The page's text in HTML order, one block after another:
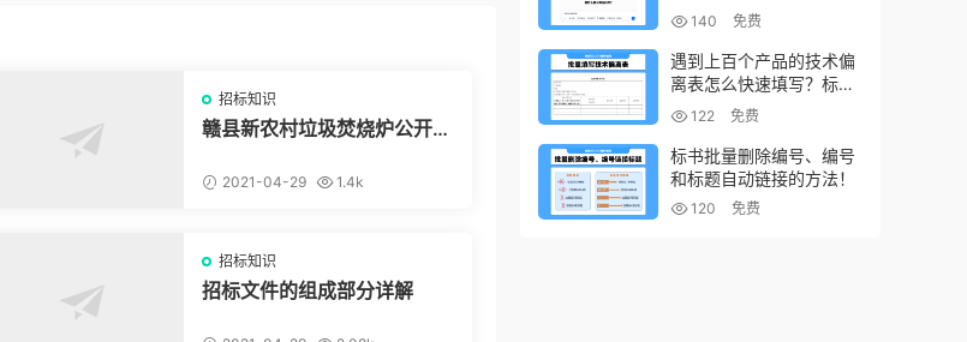
招标知识
赣县新农村垃圾焚烧炉公开招
2021-04-29 1.4k
招标知识
招标文件的组成部分详解
140 免费
遇到上百个产品的技术偏
离表怎么快速填写？标书
制作技巧！
122 免费
标书批量删除编号、编号
和标题自动链接的方法！
120 免费